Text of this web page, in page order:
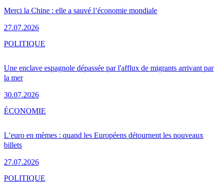
Merci la Chine : elle a sauvé l’économie mondiale
27.07.2026
Une enclave espagnole dépassée par l'afflux de migrants arrivant par
la mer
30.07.2026
POLITIQUE
L’euro en mèmes : quand les Européens détournent les nouveaux
billets
27.07.2026
ÉCONOMIE
POLITIQUE